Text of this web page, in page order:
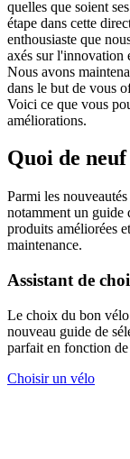
quelles que soient
étape dans cette
enthousiaste que
axés sur l'innovation
Nous avons
dans le but de vous
Voici ce que vous
améliorations.
Quoi de neuf
Parmi les
notamment un guide
produits améliorées
maintenance.
Assistant de
Le choix du bon
nouveau guide de
parfait en fonction
Choisir un vélo